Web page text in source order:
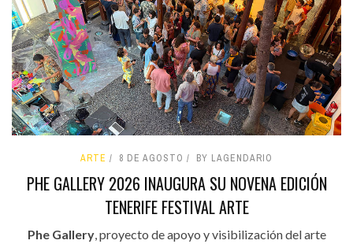
ARTE 8 DE AGOSTO BY LAGENDARIO
PHE GALLERY 2026 INAUGURA SU NOVENA EDICIÓN
TENERIFE FESTIVAL ARTE
Phe Gallery, proyecto de apoyo y visibilización del arte